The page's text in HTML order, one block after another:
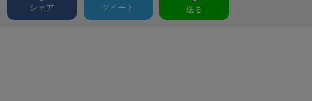
シェア ツイート 送る